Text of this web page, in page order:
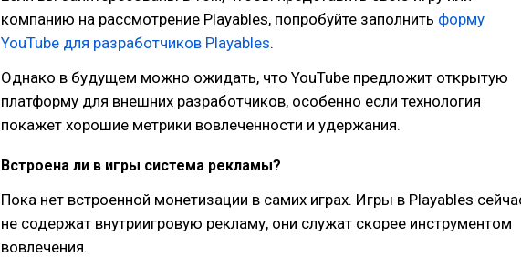
компанию на рассмотрение Playables, попробуйте заполнить форму
YouTube для разработчиков Playables.
Однако в будущем можно ожидать, что YouTube предложит открытую
платформу для внешних разработчиков, особенно если технология
покажет хорошие метрики вовлеченности и удержания.
Встроена ли в игры система рекламы?
Пока нет встроенной монетизации в самих играх. Игры в Playables
не содержат внутриигровую рекламу, они служат скорее инструментом
вовлечения.